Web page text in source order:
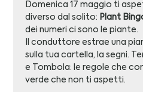
Domenica 17 maggio ti
diverso dal solito: Plant
dei numeri ci sono le piante.
Il conduttore estrae una
sulla tua cartella, la segni.
e Tombola: le regole che
verde che non ti aspetti.